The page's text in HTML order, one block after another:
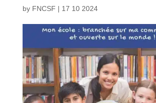
by FNCSF | 17 10 2024